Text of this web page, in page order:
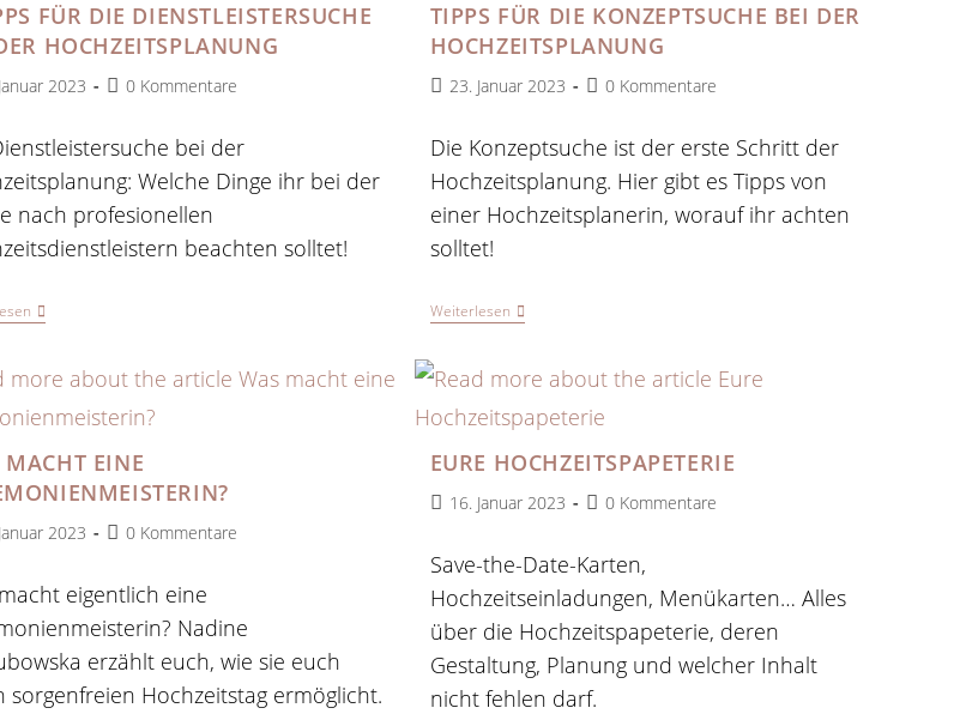
FÜR DIE DIENSTLEISTERSUCHE
HOCHZEITSPLANUNG
2023
Beitrags-
0 Kommentare
bei der
Welche Dinge ihr bei der
nach profesionellen
beachten solltet!
7
Tipps
Dienstleistersuche
Der
TIPPS FÜR DIE KONZEPTSUCHE BEI DER
HOCHZEITSPLANUNG
Beitrag
23. Januar 2023
Beitrags-
0 Kommentare
Die Konzeptsuche ist der erste Schritt der
Hochzeitsplanung. Hier gibt es Tipps von
einer Hochzeitsplanerin, worauf ihr achten
solltet!
WeiterlesenTipps
Für
Konzeptsuche
Bei
Hochzeitsplanung
MACHT EINE
2023
Beitrags-
0 Kommentare
eigentlich eine
Nadine
erzählt euch, wie sie euch
sorgenfreien Hochzeitstag ermöglicht.
EURE HOCHZEITSPAPETERIE
Beitrag
16. Januar 2023
Beitrags-
0 Kommentare
Save-the-Date-Karten,
Hochzeitseinladungen, Menükarten… Alles
über die Hochzeitspapeterie, deren
Gestaltung, Planung und welcher Inhalt
nicht fehlen darf.